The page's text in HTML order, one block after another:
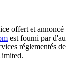
offert et annoncé
est fourni par
réglementés